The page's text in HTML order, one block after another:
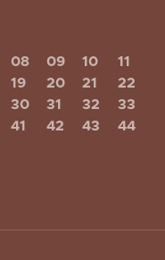
08 09 10
11
19 20 21
22
30 31 32
33
41 42 43
44